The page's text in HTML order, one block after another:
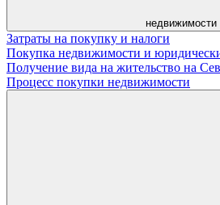
недвижимости
Затраты на покупку и налоги
Покупка недвижимости и
Получение вида на жительство на
Процесс покупки недвижимости